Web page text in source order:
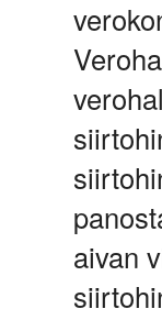
aivan